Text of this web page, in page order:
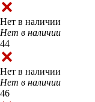
Нет в наличии
Нет в наличии
44
Нет в наличии
Нет в наличии
46